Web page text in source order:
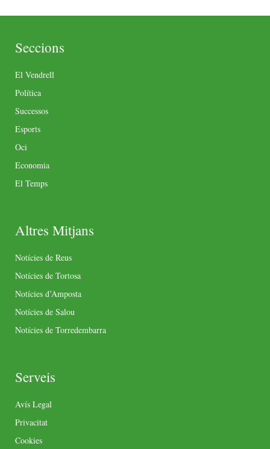
Seccions
El Vendrell
Política
Successos
Esports
Oci
Economia
El Temps
Altres Mitjans
Notícies de Reus
Notícies de Tortosa
Notícies d’Amposta
Notícies de Salou
Notícies de Torredembarra
Serveis
Avís Legal
Privacitat
Cookies